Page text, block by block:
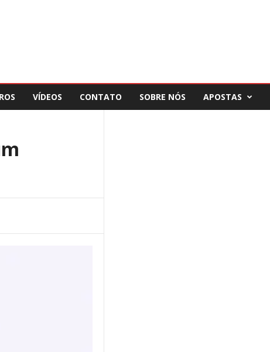
VÍDEOS CONTATO SOBRE NÓS APOSTAS